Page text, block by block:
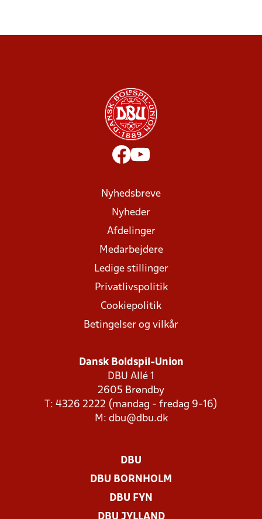
Nyhedsbreve
Nyheder
Afdelinger
Medarbejdere
Ledige stillinger
Privatlivspolitik
Cookiepolitik
Betingelser og vilkår
Dansk Boldspil-Union
DBU Allé 1
2605 Brøndby
T: 4326 2222 (mandag - fredag 9-16)
M: dbu@dbu.dk
DBU
DBU BORNHOLM
DBU FYN